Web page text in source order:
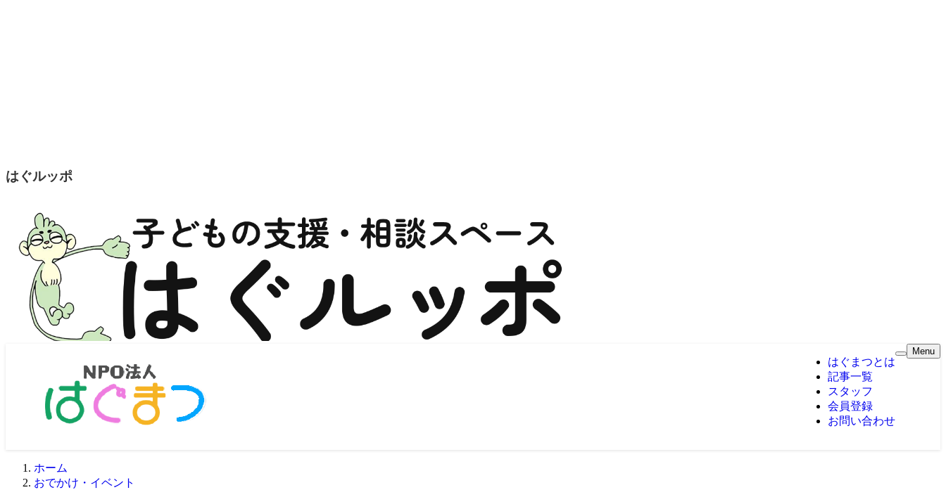
はぐルッポ
はぐまつとは
記事一覧
スタッフ
会員登録
お問い合わせ
Menu
ホーム
おでかけ・イベント